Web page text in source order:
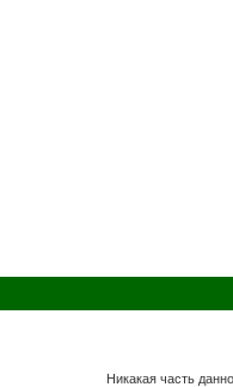
Никакая часть